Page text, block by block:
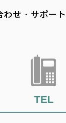
わせ・サポー
TEL